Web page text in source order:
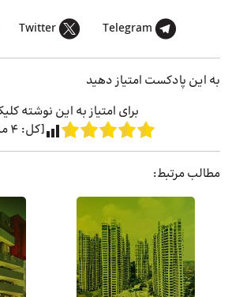
Telegram
Twitter
به این پادکست امتیاز دهید
برای امتیاز به این نوشته
[کل: 4
مطالب مرتبط: